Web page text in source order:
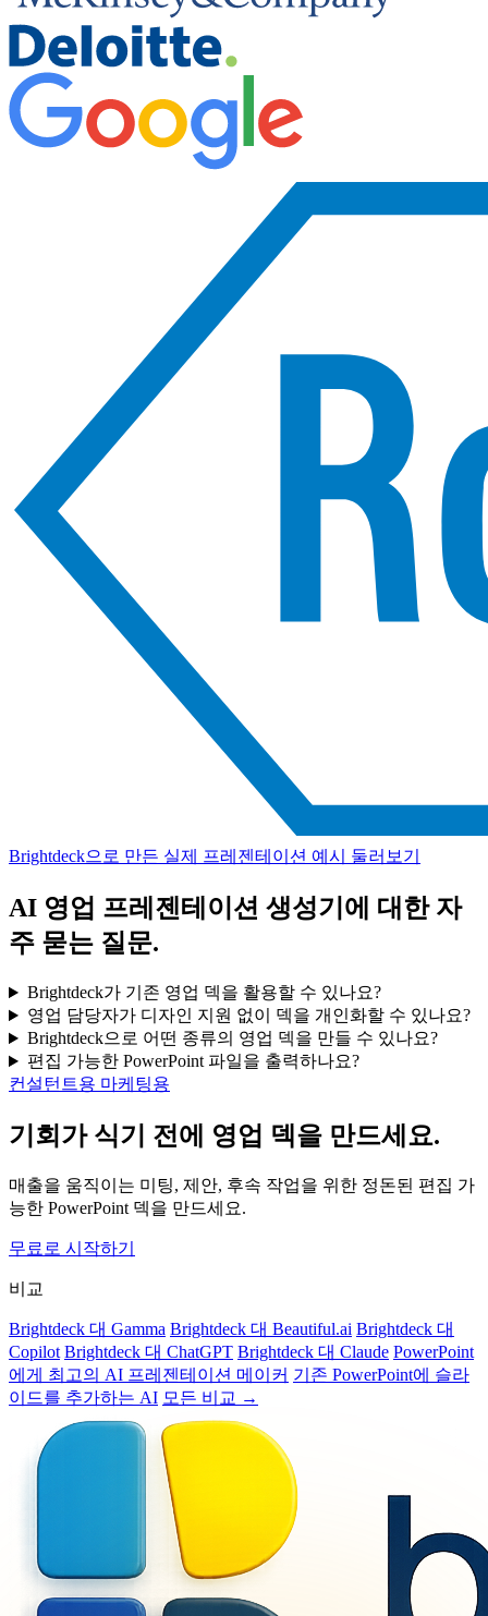
Brightdeck으로 만든 실제 프레젠테이션 예시 둘러보기
AI 영업 프레젠테이션 생성기에 대한 자
주 묻는 질문.
Brightdeck가 기존 영업 덱을 활용할 수 있나요?
영업 담당자가 디자인 지원 없이 덱을 개인화할 수 있나요?
Brightdeck으로 어떤 종류의 영업 덱을 만들 수 있나요?
편집 가능한 PowerPoint 파일을 출력하나요?
컨설턴트용 마케팅용
기회가 식기 전에 영업 덱을 만드세요.
매출을 움직이는 미팅, 제안, 후속 작업을 위한 정돈된 편집 가
능한 PowerPoint 덱을 만드세요.
무료로 시작하기
비교
Brightdeck 대 Gamma Brightdeck 대 Beautiful.ai Brightdeck 대
Copilot Brightdeck 대 ChatGPT Brightdeck 대 Claude PowerPoint
에게 최고의 AI 프레젠테이션 메이커 기존 PowerPoint에 슬라
이드를 추가하는 AI 모든 비교 →